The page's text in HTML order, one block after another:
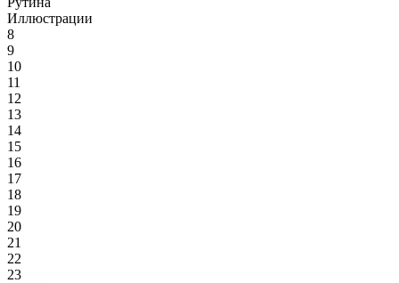
Иллюстрации
8
9
10
11
12
13
14
15
16
17
18
19
20
21
22
23